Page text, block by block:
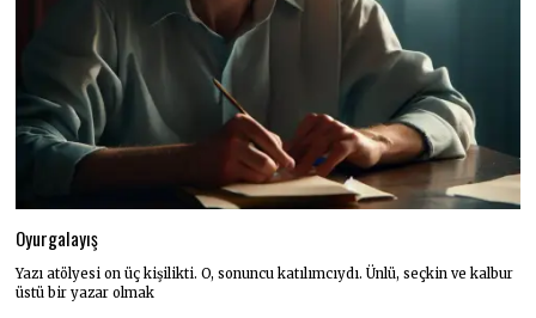
Oyurgalayış
Yazı atölyesi on üç kişilikti. O, sonuncu katılımcıydı. Ünlü, seçkin ve kalbur
üstü bir yazar olmak